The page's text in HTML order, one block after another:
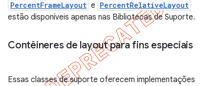
PercentFrameLayout e PercentRelativeLayout
estão disponíveis apenas nas Bibliotecas de Suporte.
Contêineres de layout para fins especiais
Essas classes de suporte oferecem implementações